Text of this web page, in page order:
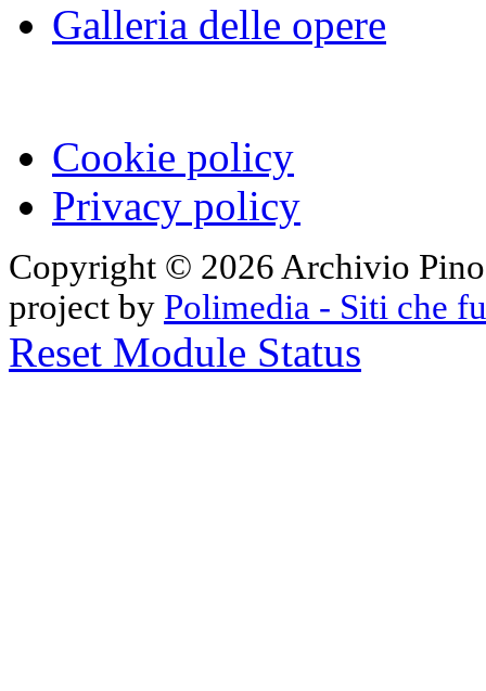
Galleria delle opere
Cookie policy
Privacy policy
Copyright © 2026 Archivio
project by Polimedia - Siti che
Reset Module Status